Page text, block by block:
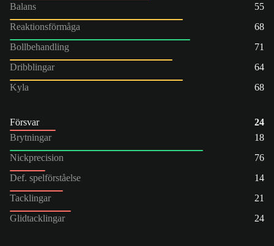
Balans
55
Reaktionsförmåga
68
Bollbehandling
71
Dribblingar
64
Kyla
68
Försvar
24
Brytningar
18
Nickprecision
76
Def. spelförståelse
14
Tacklingar
21
Glidtacklingar
24